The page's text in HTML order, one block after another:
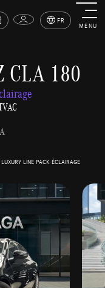
FR
MENU
CLA 180
LINE PACK ÉCLAIRAGE